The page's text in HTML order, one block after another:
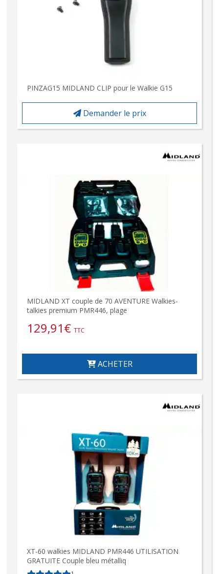
PINZAG15 MIDLAND CLIP pour le Walkie G15
Demander le prix
MIDLAND XT couple de 70 AVENTURE Walkies-
talkies premium PMR446, plage
129,91€ TTC
ACHETER
XT-60 walkies MIDLAND PMR446 UTILISATION
GRATUITE Couple bleu métalliq